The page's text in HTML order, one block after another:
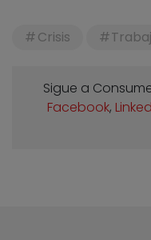
Crisis
Sigue a
Facebook,